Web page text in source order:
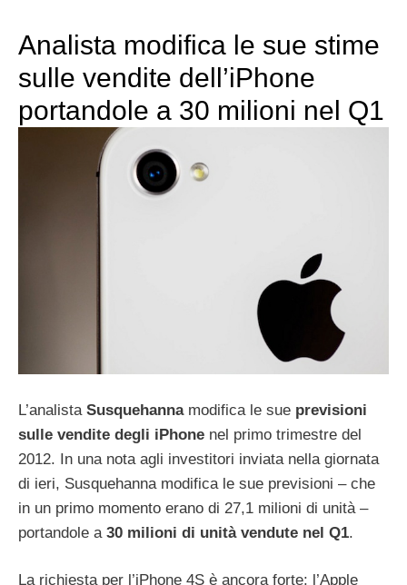
Analista modifica le sue stime
sulle vendite dell’iPhone
portandole a 30 milioni nel Q1
L’analista Susquehannamodifica le sue previsioni
sulle vendite degli iPhone nel primo trimestre del
2012. In una nota agli investitori inviata nella giornata
di ieri, Susquehanna modifica le sue previsioni – che
in un primo momento erano di 27,1 milioni di unità –
portandole a 30 milioni di unità vendute nel Q1.
La richiesta per l’iPhone 4S è ancora forte: l’Apple